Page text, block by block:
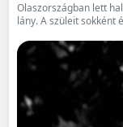
Olaszországban lett
lány. A szüleit sokként